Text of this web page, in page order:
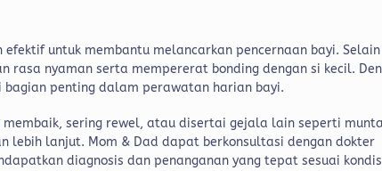
untuk membantu melancarkan pencernaan bayi. Selain
rasa nyaman serta mempererat bonding dengan si kecil.
penting dalam perawatan harian bayi.
sering rewel, atau disertai gejala lain seperti
lebih lanjut. Mom & Dad dapat berkonsultasi dengan dokter
diagnosis dan penanganan yang tepat sesuai